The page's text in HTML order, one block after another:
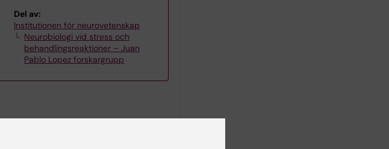
Del av:
Institutionen för neurovetenskap
Neurobiologi vid stress och
behandlingsreaktioner – Juan
Pablo Lopez forskargrupp